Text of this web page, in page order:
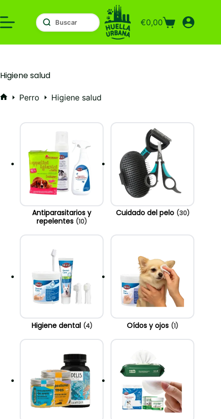
al
contenido
Carro
compra
€0,00
Higiene salud
Perro Higiene salud
Antiparasitarios y
repelentes (10)
Cuidado del pelo (30)
Higiene dental (4) Oídos y ojos (1)